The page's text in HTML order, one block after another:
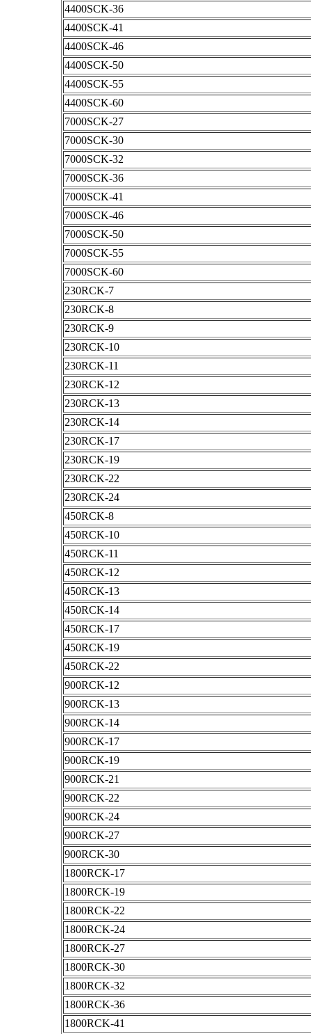
4400SCK-36
4400SCK-41
4400SCK-46
4400SCK-50
4400SCK-55
4400SCK-60
7000SCK-27
7000SCK-30
7000SCK-32
7000SCK-36
7000SCK-41
7000SCK-46
7000SCK-50
7000SCK-55
7000SCK-60
230RCK-7
230RCK-8
230RCK-9
230RCK-10
230RCK-11
230RCK-12
230RCK-13
230RCK-14
230RCK-17
230RCK-19
230RCK-22
230RCK-24
450RCK-8
450RCK-10
450RCK-11
450RCK-12
450RCK-13
450RCK-14
450RCK-17
450RCK-19
450RCK-22
900RCK-12
900RCK-13
900RCK-14
900RCK-17
900RCK-19
900RCK-21
900RCK-22
900RCK-24
900RCK-27
900RCK-30
1800RCK-17
1800RCK-19
1800RCK-22
1800RCK-24
1800RCK-27
1800RCK-30
1800RCK-32
1800RCK-36
1800RCK-41